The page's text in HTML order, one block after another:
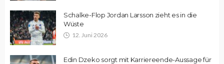
Schalke-Flop Jordan Larsson zieht es in die
Wüste
12. Juni 2026
Edin Dzeko sorgt mit Karriereende-Aussage für